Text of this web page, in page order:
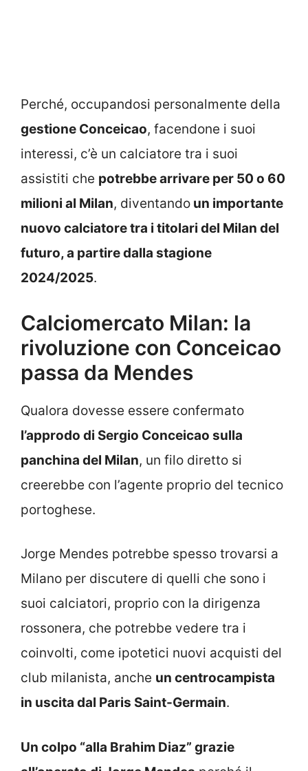
Perché, occupandosi personalmente della
gestione Conceicao, facendone i suoi
interessi, c’è un calciatore tra i suoi
assistiti che potrebbe arrivare per 50 o 60
milioni al Milan, diventando un importante
nuovo calciatore tra i titolari del Milan del
futuro, a partire dalla stagione
2024/2025.
Calciomercato Milan: la
rivoluzione con Conceicao
passa da Mendes
Qualora dovesse essere confermato
l’approdo di Sergio Conceicao sulla
panchina del Milan, un filo diretto si
creerebbe con l’agente proprio del tecnico
portoghese.
Jorge Mendes potrebbe spesso trovarsi a
Milano per discutere di quelli che sono i
suoi calciatori, proprio con la dirigenza
rossonera, che potrebbe vedere tra i
coinvolti, come ipotetici nuovi acquisti del
club milanista, anche un centrocampista
in uscita dal Paris Saint-Germain.
Un colpo “alla Brahim Diaz” grazie